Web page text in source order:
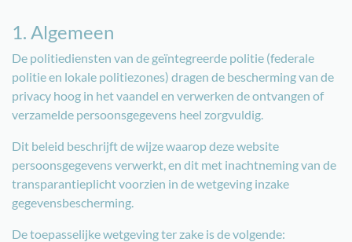
1. Algemeen
De politiediensten van de geïntegreerde politie (federale
politie en lokale politiezones) dragen de bescherming van de
privacy hoog in het vaandel en verwerken de ontvangen of
verzamelde persoonsgegevens heel zorgvuldig.
Dit beleid beschrijft de wijze waarop deze website
persoonsgegevens verwerkt, en dit met inachtneming van de
transparantieplicht voorzien in de wetgeving inzake
gegevensbescherming.
De toepasselijke wetgeving ter zake is de volgende: